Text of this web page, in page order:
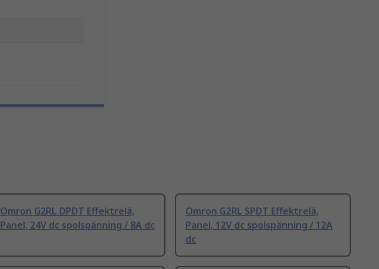
Omron G2RL DPDT Effektrelä,
Panel, 24V dc spolspänning / 8A dc
Omron G2RL SPDT Effektrelä,
Panel, 12V dc spolspänning / 12A
dc